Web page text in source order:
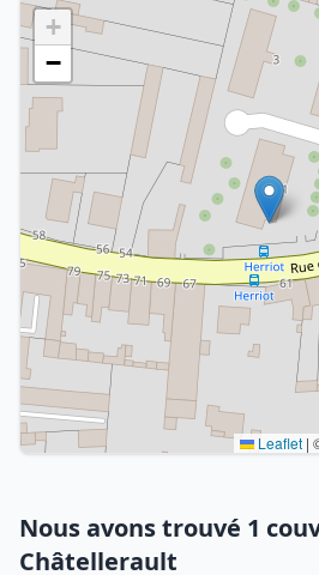
+
−
Leaflet |
Nous avons trouvé 1
Châtellerault